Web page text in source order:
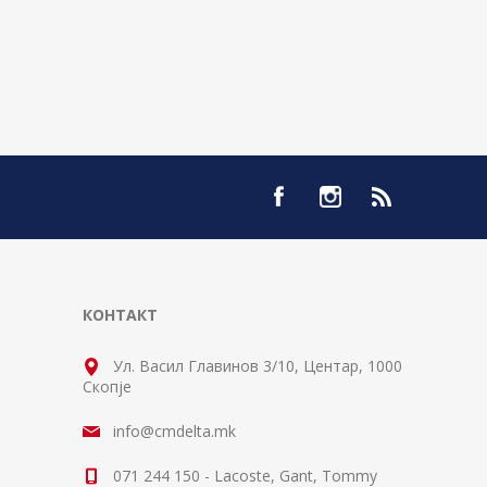
КОНТАКТ
Ул. Васил Главинов 3/10, Центар, 1000
Скопје
info@cmdelta.mk
071 244 150 - Lacoste, Gant, Tommy